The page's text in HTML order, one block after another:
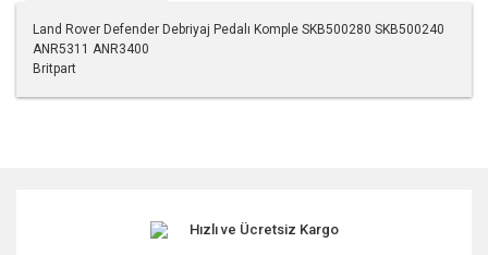
Land Rover Defender Debriyaj Pedalı Komple SKB500280 SKB500240
ANR5311 ANR3400
Britpart
Ürün resmi kalitesiz, bozuk veya görüntülenemiyor.
Hızlı ve Ücretsiz Kargo